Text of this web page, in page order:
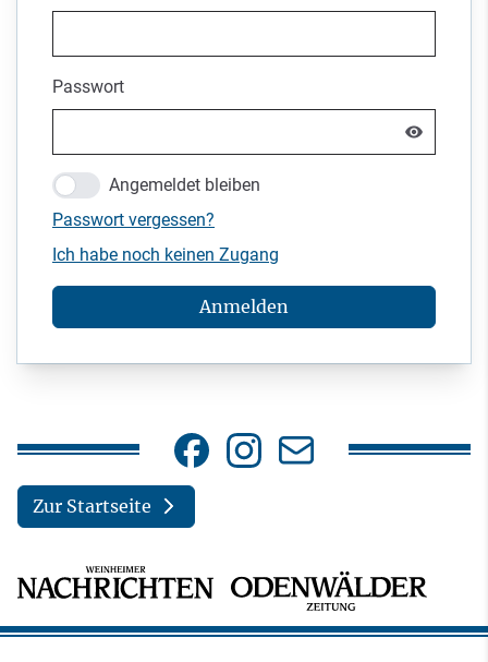
Passwort
Angemeldet bleiben
Passwort vergessen?
Ich habe noch keinen Zugang
Anmelden
Zur Startseite